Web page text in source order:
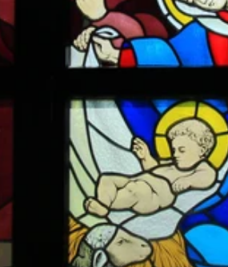
Imię i nazwisko
Numer telefonu
Wyrażam zgodę na
danych osobowych.
Wyślij Formularz